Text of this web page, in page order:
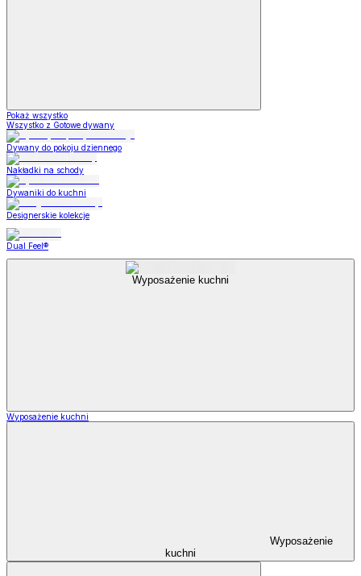
Pokaż wszystko
Wszystko z Gotowe dywany
Dywany do pokoju dziennego
Nakładki na schody
Dywaniki do kuchni
Designerskie kolekcje
Dual Feel®
Wyposażenie kuchni
Wyposażenie kuchni
Wyposażenie
kuchni